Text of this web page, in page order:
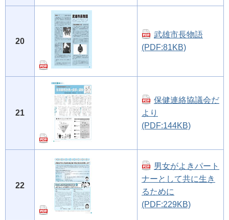
20
武雄市長物語
(PDF:81KB)
21
保健連絡協議会だ
より
(PDF:144KB)
22
男女がよきパート
ナーとして共に生き
るために
(PDF:229KB)